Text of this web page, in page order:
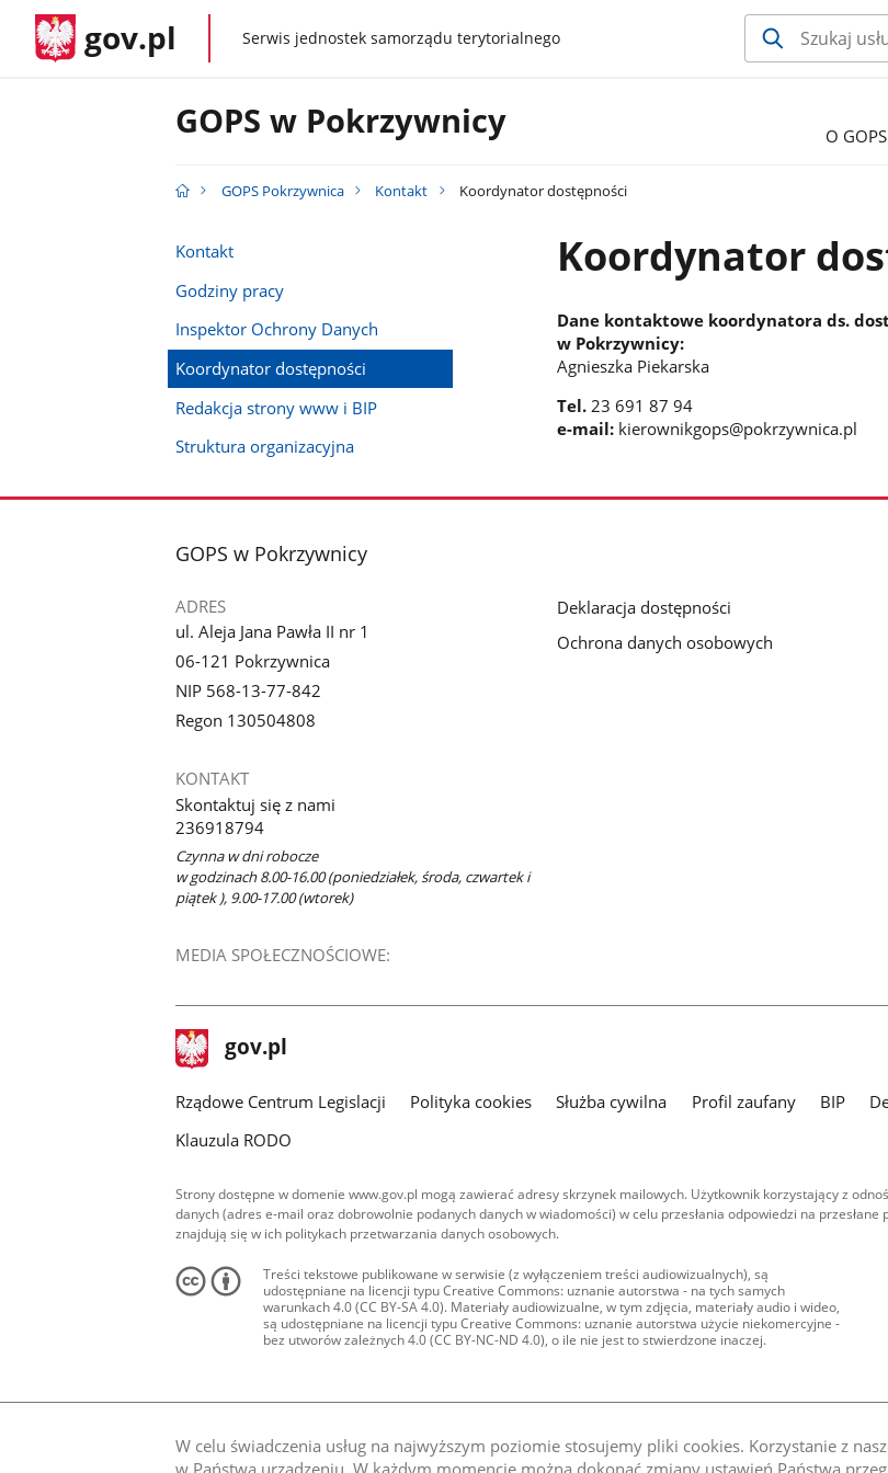
W celu świadczenia usług na najwyższym poziomie stosujemy pliki cookies. Korzystanie z
w Państwa urządzeniu. W każdym momencie można dokonać zmiany ustawień Państwa
gov.pl gov.plSerwis jednostek samorządu terytorialnego
GOPS w Pokrzywnicy O GOPS
GOPS Pokrzywnica Kontakt Koordynator dostępności
Kontakt
Godziny pracy
Inspektor Ochrony Danych
Koordynator dostępności
Redakcja strony www i BIP
Struktura organizacyjna
Koordynator
Dane kontaktowe koordynatora ds.
w Pokrzywnicy:
Agnieszka Piekarska
Tel. 23 691 87 94
e-mail: kierownikgops@pokrzywnica.pl
stopka
GOPS w Pokrzywnicy
ADRES
ul. Aleja Jana Pawła II nr 1
06-121 Pokrzywnica
NIP 568-13-77-842
Regon 130504808
KONTAKT
Skontaktuj się z nami
236918794
Czynna w dni robocze
w godzinach 8.00-16.00 (poniedziałek, środa, czwartek i
piątek ), 9.00-17.00 (wtorek)
MEDIA SPOŁECZNOŚCIOWE:
Deklaracja dostępności
Ochrona danych osobowych
stopka
gov.pl Strona
gov.pl
Rządowe Centrum Legislacji Polityka cookies Służba cywilna Profil zaufany BIP
Klauzula RODO
Strony dostępne w domenie www.gov.pl mogą zawierać adresy skrzynek mailowych. Użytkownik korzystający z
danych (adres e-mail oraz dobrowolnie podanych danych w wiadomości) w celu przesłania odpowiedzi na
znajdują się w ich politykach przetwarzania danych osobowych.
Treści tekstowe publikowane w serwisie (z wyłączeniem treści audiowizualnych), są
udostępniane na licencji typu Creative Commons: uznanie autorstwa - na tych samych
warunkach 4.0 (CC BY-SA 4.0). Materiały audiowizualne, w tym zdjęcia, materiały audio i wideo,
są udostępniane na licencji typu Creative Commons: uznanie autorstwa użycie niekomercyjne -
bez utworów zależnych 4.0 (CC BY-NC-ND 4.0), o ile nie jest to stwierdzone inaczej.